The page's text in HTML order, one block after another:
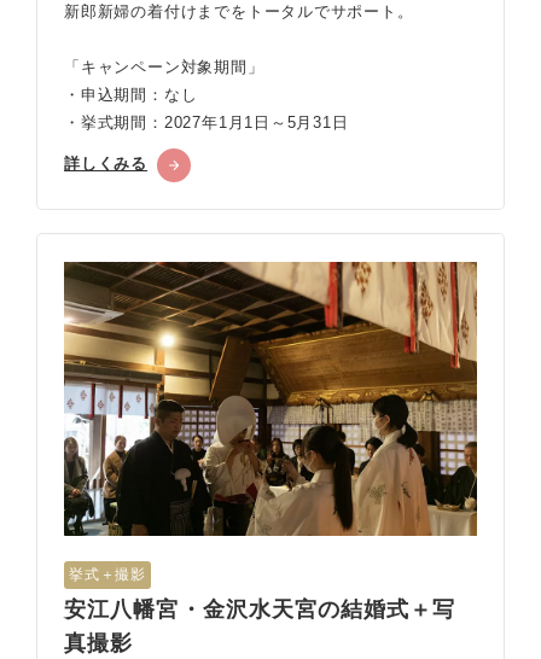
新郎新婦の着付けまでをトータルでサポート。
「キャンペーン対象期間」
・申込期間：なし
・挙式期間：2027年1月1日～5月31日
詳しくみる
挙式＋撮影
安江八幡宮・金沢水天宮の結婚式＋写
真撮影